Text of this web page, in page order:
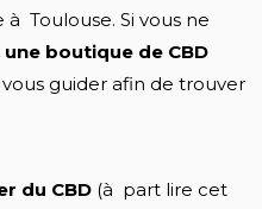
Toulouse. Si vous ne
boutique de CBD
guider afin de trouver
du CBD(à part lire cet